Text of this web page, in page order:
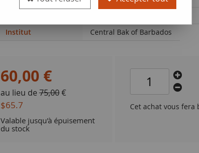
Institut
Central Bak of Barbados
60,00 €
au lieu de75,00€
$65.7
Valable jusqu'à épuisement
du stock
Cet achat vous fera